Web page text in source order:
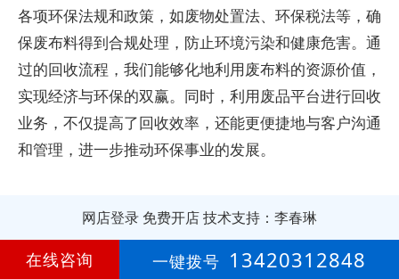
各项环保法规和政策，如废物处置法、环保税法等，确
保废布料得到合规处理，防止环境污染和健康危害。通
过的回收流程，我们能够化地利用废布料的资源价值，
实现经济与环保的双赢。同时，利用废品平台进行回收
业务，不仅提高了回收效率，还能更便捷地与客户沟通
和管理，进一步推动环保事业的发展。
网店登录 免费开店技术支持：李春琳
第9年
在线咨询 一键拨号 13420312848